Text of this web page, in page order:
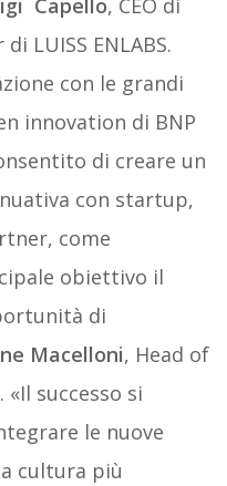
Capello, CEO di
LUISS ENLABS.
con le grandi
innovation di BNP
di creare un
con startup,
come
obiettivo il
di
Macelloni, Head of
«Il successo si
le nuove
cultura più